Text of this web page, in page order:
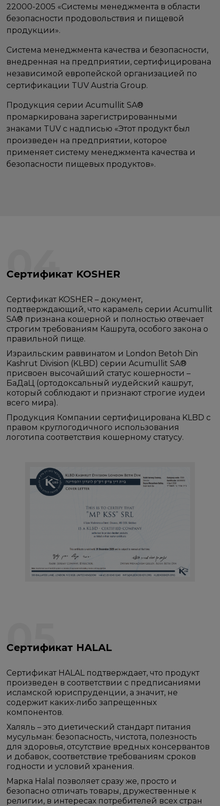
22000-2005 «Системы менеджмента в области
безопасности продовольствия и пищевой
продукции».
Система менеджмента качества и безопасности,
внедренная на предприятии, сертифицирована
независимой европейской организацией по
сертификации TUV Austria Group.
Продукция серии Acumullit SA®
промаркирована зарегистрированными
знаками TUV с надписью «Этот продукт был
произведен на предприятии, которое
применяет систему менеджмента качества и
безопасности пищевых продуктов».
04
Сертификат KOSHER
Сертификат KOSHER – документ,
подтверждающий, что карамель серии Acumullit
SA® признана кошерной и полностью отвечает
строгим требованиям Кашрута, особого закона о
правильной пище.
Израильским раввинатом и London Betоh Din
Kashrut Division (KLBD) серии Acumullit SA®
присвоен высочайший статус кошерности –
БаДаЦ (ортодоксальный иудейский кашрут,
который соблюдают и признают строгие иудеи
всего мира).
Продукция Компании сертифицирована KLBD c
правом круглогодичного использования
логотипа соответствия кошерному статусу.
05
Сертификат HALAL
Сертификат HALAL подтверждает, что продукт
произведен в соответствии с предписаниями
исламской юриспруденции, а значит, не
содержит каких-либо запрещенных
компонентов.
Халяль – это диетический стандарт питания
мусульман: безопасность, чистота, полезность
для здоровья, отсутствие вредных консервантов
и добавок, соответствие требованиям сроков
годности и условий хранения.
Марка Halal позволяет сразу же, просто и
безопасно отличать товары, дружественные к
религии, в интересах потребителей всех стран